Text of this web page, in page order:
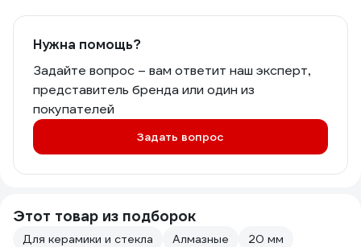
Нужна помощь?
Задайте вопрос – вам ответит наш эксперт,
представитель бренда или один из
покупателей
Задать вопрос
Этот товар из подборок
Для керамики и стекла Алмазные
20 мм